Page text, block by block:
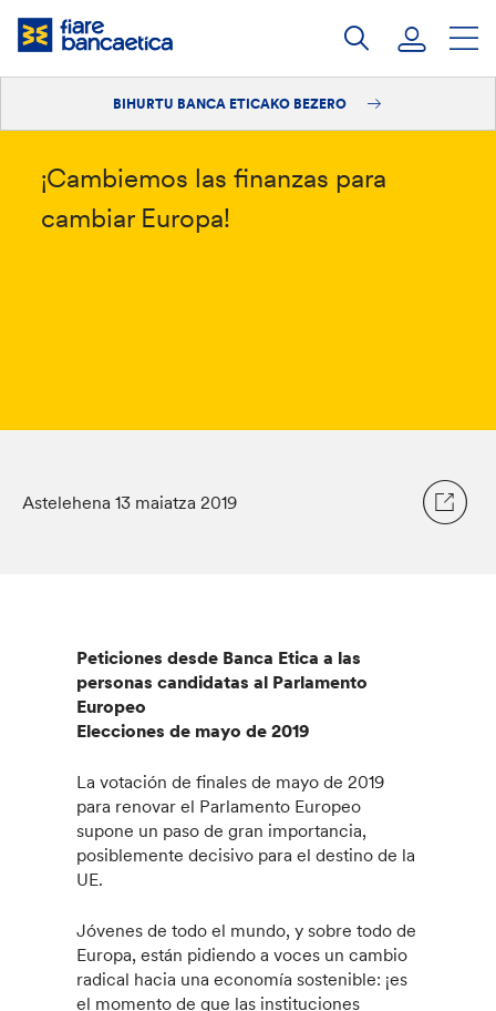
Pasatu
edukia
Bihurtu bezero
BIHURTU BANCA ETICAKO BEZERO
¡Cambiemos las finanzas para
cambiar Europa!
Astelehena 13 maiatza 2019
Peticiones desde Banca Etica a las
personas candidatas al Parlamento
Europeo
Elecciones de mayo de 2019
La votación de finales de mayo de 2019
para renovar el Parlamento Europeo
supone un paso de gran importancia,
posiblemente decisivo para el destino de la
UE.
Jóvenes de todo el mundo, y sobre todo de
Europa, están pidiendo a voces un cambio
radical hacia una economía sostenible: ¡es
el momento de que las instituciones